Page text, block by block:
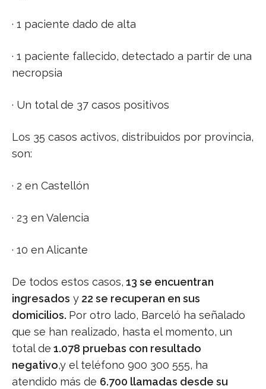
· 1 paciente dado de alta
· 1 paciente fallecido, detectado a partir de una
necropsia
· Un total de 37 casos positivos
Los 35 casos activos, distribuidos por provincia,
son:
· 2 en Castellón
· 23 en Valencia
· 10 en Alicante
De todos estos casos, 13 se encuentran
ingresados y 22 se recuperan en sus
domicilios. Por otro lado, Barceló ha señalado
que se han realizado, hasta el momento, un
total de 1.078 pruebas con resultado
negativo,y el teléfono 900 300 555, ha
atendido más de 6.700 llamadas desde su